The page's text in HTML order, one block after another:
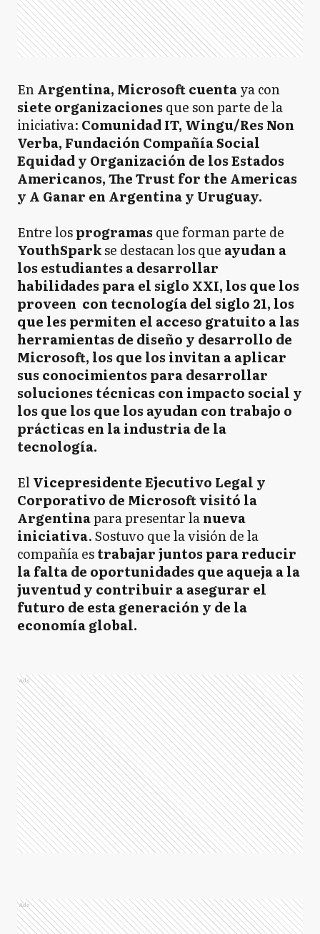
EnArgentina, Microsoft cuentaya con
siete organizaciones que son parte de la
iniciativa: Comunidad IT, Wingu/Res Non
Verba, Fundación Compañía Social
Equidad y Organización de los Estados
Americanos, The Trust for the Americas
y A Ganar en Argentina y Uruguay.
Entre losprogramas que forman parte de
YouthSparkse destacan los que ayudan a
los estudiantes a desarrollar
habilidades para el siglo XXI, los que los
proveen con tecnología del siglo 21, los
que les permiten el acceso gratuito a las
herramientas de diseño y desarrollo de
Microsoft, los que los invitan a aplicar
sus conocimientos para desarrollar
soluciones técnicas con impacto social y
los que los que los ayudan con trabajo o
prácticas en la industria de la
tecnología.
ElVicepresidente Ejecutivo Legal y
Corporativo de Microsoft visitó la
Argentinapara presentar lanueva
iniciativa. Sostuvo que la visión de la
compañía estrabajar juntos para reducir
la falta de oportunidades que aqueja a la
juventud y contribuir a asegurar el
futuro de esta generación y de la
economía global.
Ads
Ads